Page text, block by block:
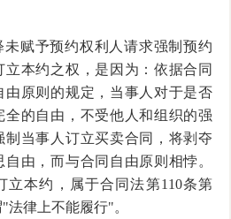
未赋予预约权利人请求强制预约
立本约之权，是因为：依据合同
由原则的规定，当事人对于是否
全的自由，不受他人和组织的强
制当事人订立买卖合同，将剥夺
自由，而与合同自由原则相悖。
立本约，属于合同法第110条第
"法律上不能履行"。